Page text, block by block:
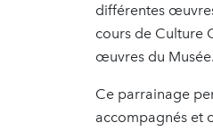
différentes
cours de Culture
œuvres du Musée.
Ce parrainage
accompagnés et